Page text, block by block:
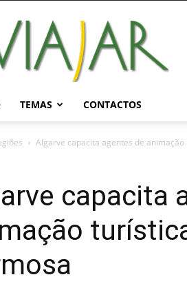
Viajar
Magazine
Online
TEMAS CONTACTOS
Algarve capacita agentes de
capacita